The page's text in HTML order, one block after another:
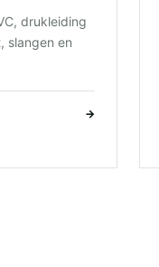
drukleiding
slangen en
→